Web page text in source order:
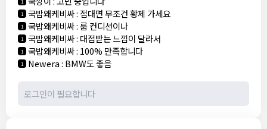
1 국밥왜케비싸: 접대면 무조건 황제 가세요
1 국밥왜케비싸:룸 컨디션이나
1 국밥왜케비싸: 대접받는 느낌이 달라서
1 국밥왜케비싸: 100% 만족합니다
1 Newera: BMW도 좋음